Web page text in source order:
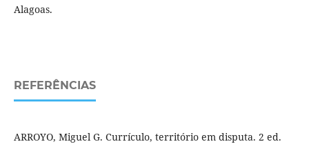
Alagoas.
REFERÊNCIAS
ARROYO, Miguel G. Currículo, território em disputa. 2 ed.